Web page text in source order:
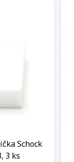
Schock
3 ks